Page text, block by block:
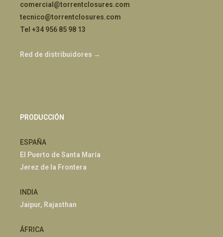
comercial@torrentclosures.com
tecnico@torrentclosures.com
Tel +34 956 85 98 13
Red de distribuidores →
PRODUCCIÓN
ESPAÑA
El Puerto de Santa María
Jerez de la Frontera
INDIA
Jaipur, Rajasthan
ÁFRICA